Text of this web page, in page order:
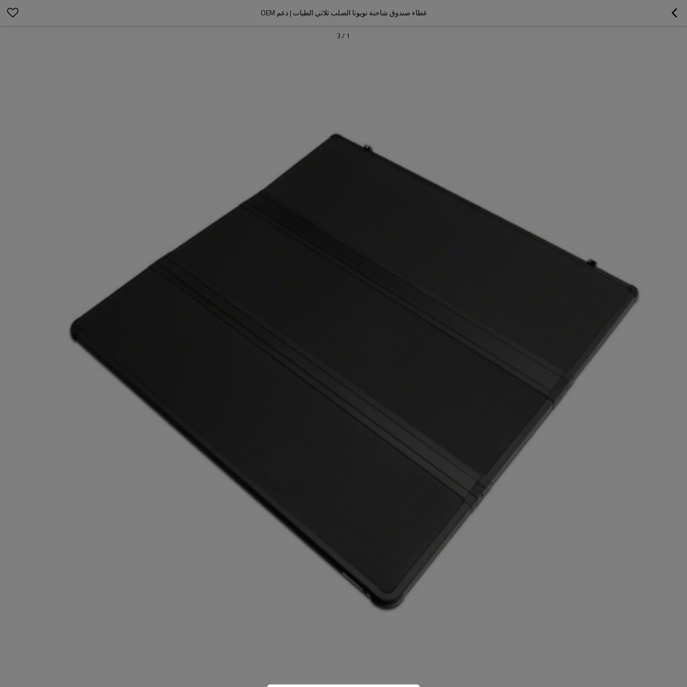
غطاء صندوق شاحنة تويوتا الصلب ثلاثي الطيات | دعم OEM
1
/
3